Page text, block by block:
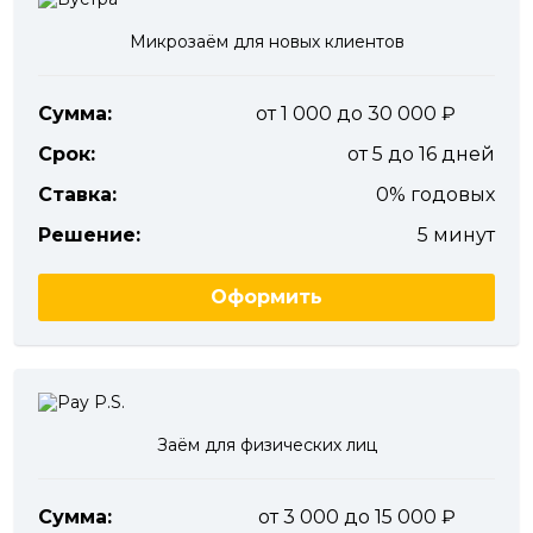
Микрозаём для новых клиентов
Сумма:
от 1 000 до 30 000
Срок:
от 5 до 16 дней
Ставка:
0% годовых
Решение:
5 минут
Оформить
Заём для физических лиц
Сумма: от 3 000 до 15 000